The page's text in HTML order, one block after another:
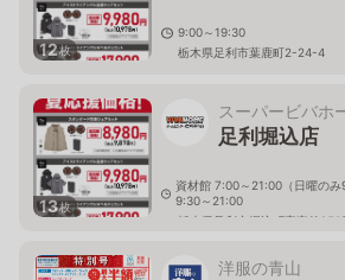
12枚
9:00～19:30
栃木県足利市葉鹿町2-24-4
13枚
スーパービバホ
足利堀込店
資材館 7:00～21:00（日曜の
9:30～21:00
栃木県足利市堀込町字宮前250
洋服の青山